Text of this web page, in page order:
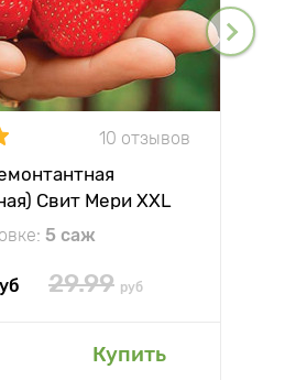
10 отзывов
Свит Мери XXL
5 саж
29.99 руб
Купить